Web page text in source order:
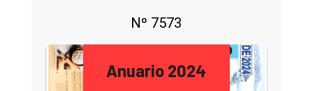
Nº 7573
Anuario 2024